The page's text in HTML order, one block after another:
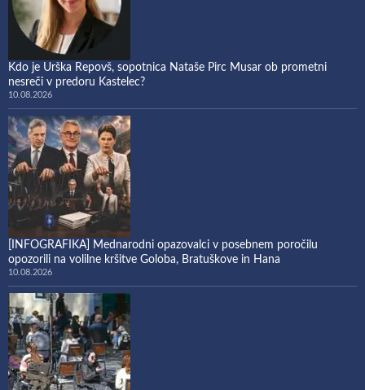
Kdo je Urška Repovš, sopotnica Nataše Pirc Musar ob prometni
nesreči v predoru Kastelec?
10.08.2026
[INFOGRAFIKA] Mednarodni opazovalci v posebnem poročilu
opozorili na volilne kršitve Goloba, Bratuškove in Hana
10.08.2026